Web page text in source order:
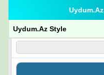
Uydum.Az
Uydum.Az Style